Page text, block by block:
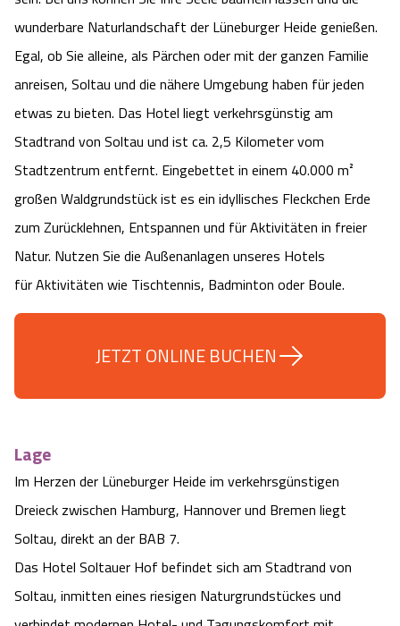
Camping
Urlaub mit Hund
Last Minute
Anreise
Kataloge
Kontakt
Reiten
Kutschen
Regionale Küche
Tiere
HeideSpezialitäten
Unterkünfte
Landschaftsführungen
Veranstaltungen
Wildpark Lüneburger Heide
Wildpark Schwarze Berge
Wildpark Müden
Snow World Bispingen
Ralf Schumacher Kart & Bowl
Adventure District Bispingen
Unterkünfte
Ausflugsziele
Veranstaltungen
Shopping Celle
Kulinarisches Celle
Unterkünfte Celle
wunderbare Naturlandschaft der Lüneburger Heide genießen.
Egal, ob Sie alleine, als Pärchen oder mit der ganzen Familie
anreisen, Soltau und die nähere Umgebung haben für jeden
etwas zu bieten. Das Hotel liegt verkehrsgünstig am
Stadtrand von Soltau und ist ca. 2,5 Kilometer vom
Stadtzentrum entfernt. Eingebettet in einem 40.000 m²
großen Waldgrundstück ist es ein idyllisches Fleckchen Erde
zum Zurücklehnen, Entspannen und für Aktivitäten in freier
Natur. Nutzen Sie die Außenanlagen unseres Hotels
für Aktivitäten wie Tischtennis, Badminton oder Boule.
Lage
Im Herzen der Lüneburger Heide im verkehrsgünstigen
Dreieck zwischen Hamburg, Hannover und Bremen liegt
Soltau, direkt an der BAB 7.
Das Hotel Soltauer Hof befindet sich am Stadtrand von
Soltau, inmitten eines riesigen Naturgrundstückes und
JETZT ONLINE BUCHEN